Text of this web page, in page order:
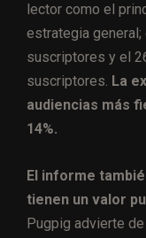
lector como el
estrategia general;
suscriptores y el
suscriptores. La
audiencias más
14%.
El informe
tienen un valor
Pugpig advierte